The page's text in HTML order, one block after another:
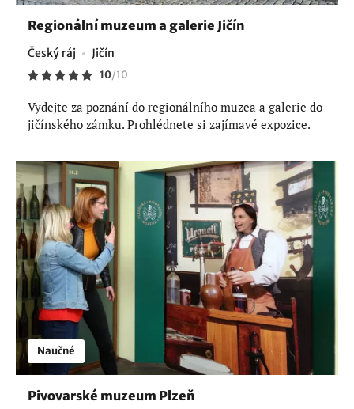
Regionální muzeum a galerie Jičín
Český ráj Jičín
10/10
Vydejte za poznání do regionálního muzea a galerie do
jičínského zámku. Prohlédnete si zajímavé expozice.
Naučné
Pivovarské muzeum Plzeň